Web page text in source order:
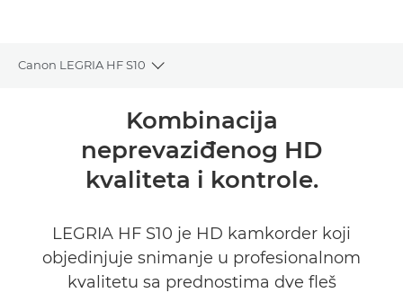
Canon LEGRIA HF S10
Toggle breadcrumbs
Specifikacije
Kombinacija
neprevaziđenog HD
kvaliteta i kontrole.
LEGRIA HF S10 je HD kamkorder koji
objedinjuje snimanje u profesionalnom
kvalitetu sa prednostima dve fleš